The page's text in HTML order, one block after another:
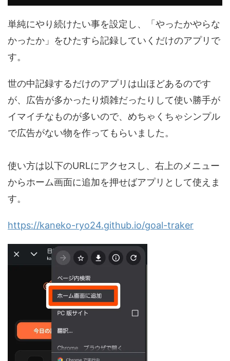
単純にやり続けたい事を設定し、「やったかやらな
かったか」をひたすら記録していくだけのアプリで
す。
世の中記録するだけのアプリは山ほどあるのです
が、広告が多かったり煩雑だったりして使い勝手が
イマイチなものが多いので、めちゃくちゃシンプル
で広告がない物を作ってもらいました。
使い方は以下のURLにアクセスし、右上のメニュー
からホーム画面に追加を押せばアプリとして使えま
す。
https://kaneko-ryo24.github.io/goal-traker